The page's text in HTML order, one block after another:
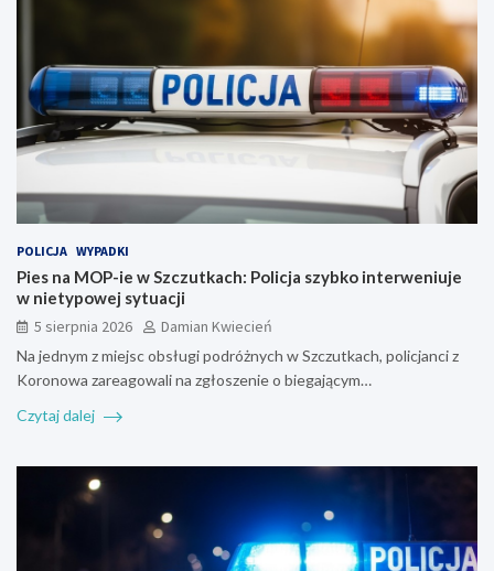
POLICJA WYPADKI
Pies na MOP-ie w Szczutkach: Policja szybko interweniuje
w nietypowej sytuacji
5 sierpnia 2026
Damian Kwiecień
Na jednym z miejsc obsługi podróżnych w Szczutkach, policjanci z
Koronowa zareagowali na zgłoszenie o biegającym…
Czytaj dalej